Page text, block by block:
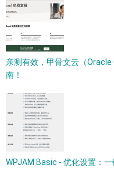
亲测有效，甲骨文云（
南！
WPJAM Basic - 优化设置：